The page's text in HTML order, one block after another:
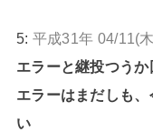
5: 平成31年 04/11(
エラーと継投つう
エラーはまだしも
い